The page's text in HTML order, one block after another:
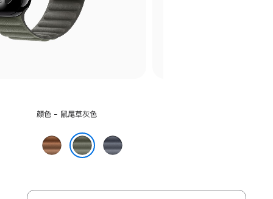
选
色:
颜色 - 鼠尾草灰色
焦
糖
海
军